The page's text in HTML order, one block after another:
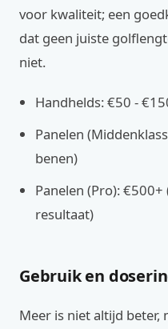
voor kwaliteit; een
dat geen juiste
niet.
Handhelds: €50 -
Panelen
benen)
Panelen (Pro):
resultaat)
Gebruik en
Meer is niet altijd beter,